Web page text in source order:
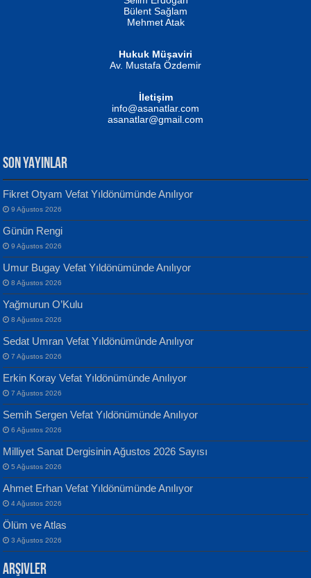
MUSTAFA KELOĞLU
Yarına İz Bırakmak...
ATİLLA ÖZEN
Sultan Olmadan Önce Eyüp...
EKREM KARABABA
Yılmaz Ekinci
Geceye Söylenen...
Banu Sancak
Defterimden İçeri...
İsmail Aydos
İnkisar...
Bülent Sağlam
Mehmet Atak
Hukuk Müşaviri
Av. Mustafa Özdemir
İletişim
info@asanatlar.com
asanatlar@gmail.com
SON YAYINLAR
Fikret Otyam Vefat Yıldönümünde Anılıyor
9 Ağustos 2026
Günün Rengi
9 Ağustos 2026
Umur Bugay Vefat Yıldönümünde Anılıyor
8 Ağustos 2026
Yağmurun O’Kulu
8 Ağustos 2026
Sedat Umran Vefat Yıldönümünde Anılıyor
7 Ağustos 2026
Erkin Koray Vefat Yıldönümünde Anılıyor
7 Ağustos 2026
Semih Sergen Vefat Yıldönümünde Anılıyor
6 Ağustos 2026
Milliyet Sanat Dergisinin Ağustos 2026 Sayısı
5 Ağustos 2026
Ahmet Erhan Vefat Yıldönümünde Anılıyor
4 Ağustos 2026
Ölüm ve Atlas
3 Ağustos 2026
Arşivler